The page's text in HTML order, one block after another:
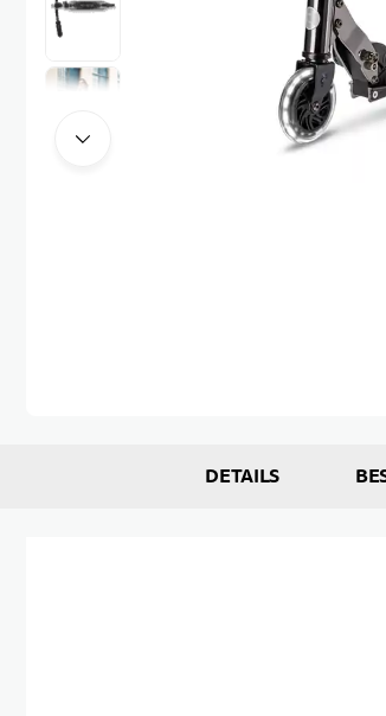
DETAILS